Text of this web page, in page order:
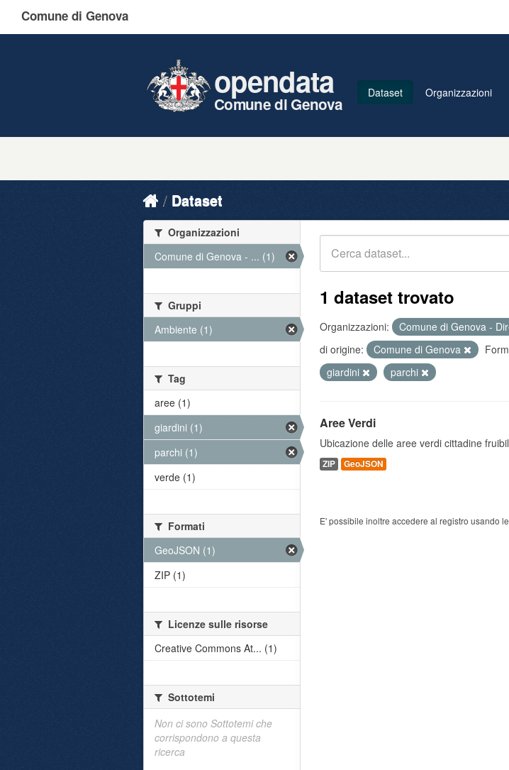
Comune di Genova
opendata
Comune di Genova
Dataset Organizzazioni
Dataset
1 dataset trovato
Organizzazioni: Comune di Genova -
di origine:
Comune di Genova
giardini
parchi
Aree Verdi
Ubicazione delle aree verdi cittadine
ZIP GeoJSON
E' possibile inoltre accedere al registro usando le
Organizzazioni
Comune di Genova - ... (1)
Gruppi
Ambiente (1)
Tag
aree (1)
giardini (1)
parchi (1)
verde (1)
Formati
GeoJSON (1)
ZIP (1)
Licenze sulle risorse
Creative Commons At... (1)
Sottotemi
Non ci sono Sottotemi che
corrispondono a questa
ricerca